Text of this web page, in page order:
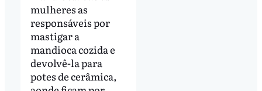
mulheres as
responsáveis por
mastigar a
mandioca cozida e
devolvê-la para
potes de cerâmica,